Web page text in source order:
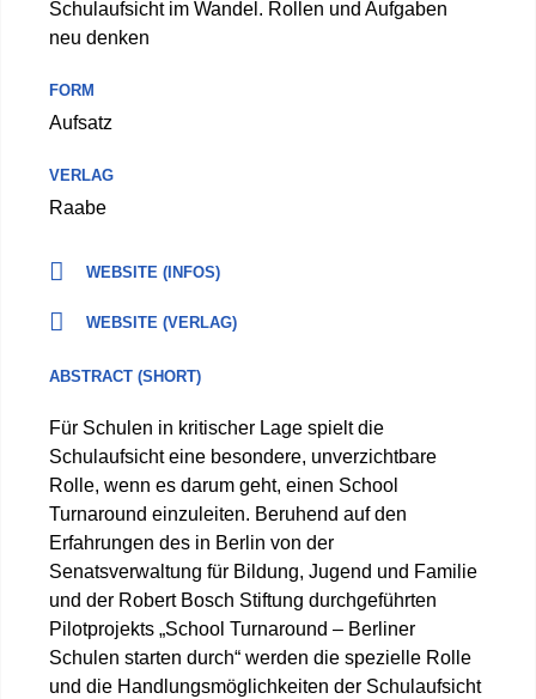
Schulaufsicht im Wandel. Rollen und Aufgaben
neu denken
FORM
Aufsatz
VERLAG
Raabe
WEBSITE (INFOS)
WEBSITE (VERLAG)
ABSTRACT (SHORT)
Für Schulen in kritischer Lage spielt die
Schulaufsicht eine besondere, unverzichtbare
Rolle, wenn es darum geht, einen School
Turnaround einzuleiten. Beruhend auf den
Erfahrungen des in Berlin von der
Senatsverwaltung für Bildung, Jugend und Familie
und der Robert Bosch Stiftung durchgeführten
Pilotprojekts „School Turnaround – Berliner
Schulen starten durch“ werden die spezielle Rolle
und die Handlungsmöglichkeiten der Schulaufsicht